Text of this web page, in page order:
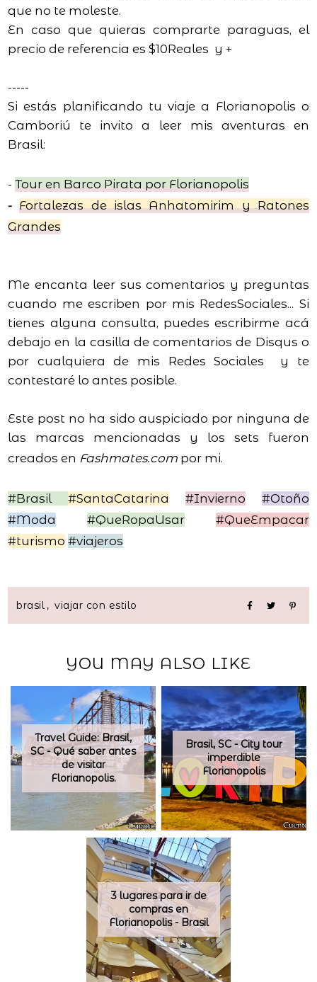
que no te moleste.
En caso que quieras comprarte paraguas, el
precio de referencia es $10Reales y +
-----
Si estás planificando tu viaje a Florianopolis o
Camboriú
te invito a leer mis aventuras en
Brasil:
-Tour en Barco Pirata por Florianopolis
- Fortalezas de islas Anhatomirim y Ratones
Grandes
Me encanta leer sus comentarios y preguntas
cuando me escriben por mis RedesSociales... Si
tienes alguna consulta, puedes escribirme acá
debajo en la casilla de comentarios de Disqus o
por cualquiera de mis Redes Sociales y te
contestaré lo antes posible.
Este post no ha sido auspiciado por ninguna de
las marcas mencionadas y los sets fueron
creados en Fashmates.com por mi.
#Brasil#SantaCatarina #Invierno
#Otoño
#Moda
#QueRopaUsar
#QueEmpacar
#turismo #viajeros
brasil , viajar con estilo
YOU MAY ALSO LIKE
Travel Guide: Brasil,
SC - Qué saber antes
de visitar
Florianopolis.
Brasil, SC - City tour
imperdible
Florianopolis
3 lugares para ir de
compras en
Florianopolis - Brasil